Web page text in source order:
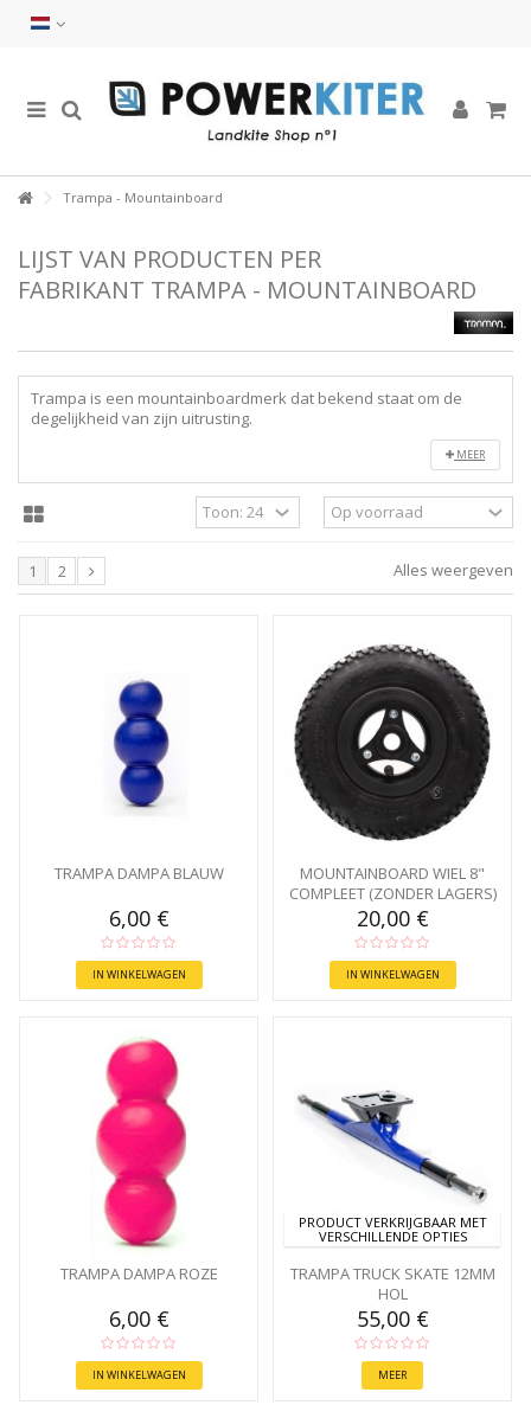
Trampa - Mountainboard
LIJST VAN PRODUCTEN PER
FABRIKANT TRAMPA - MOUNTAINBOARD
Trampa is een mountainboardmerk dat bekend staat om de
degelijkheid van zijn uitrusting.
MEER
Alles weergeven
1 2
TRAMPA DAMPA BLAUW
6,00 €
IN WINKELWAGEN
MOUNTAINBOARD WIEL 8"
COMPLEET (ZONDER LAGERS)
20,00 €
IN WINKELWAGEN
TRAMPA DAMPA ROZE
6,00 €
IN WINKELWAGEN
PRODUCT VERKRIJGBAAR MET
VERSCHILLENDE OPTIES
TRAMPA TRUCK SKATE 12MM
HOL
55,00 €
MEER